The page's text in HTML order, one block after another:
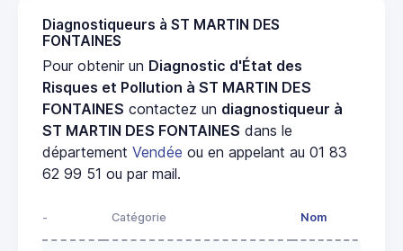
Diagnostiqueurs à ST MARTIN DES
FONTAINES
Pour obtenir un Diagnostic d'État des
Risques et Pollution à ST MARTIN DES
FONTAINES contactez un diagnostiqueur à
ST MARTIN DES FONTAINES dans le
département Vendée ou en appelant au 01 83
62 99 51 ou par mail.
- Catégorie Nom